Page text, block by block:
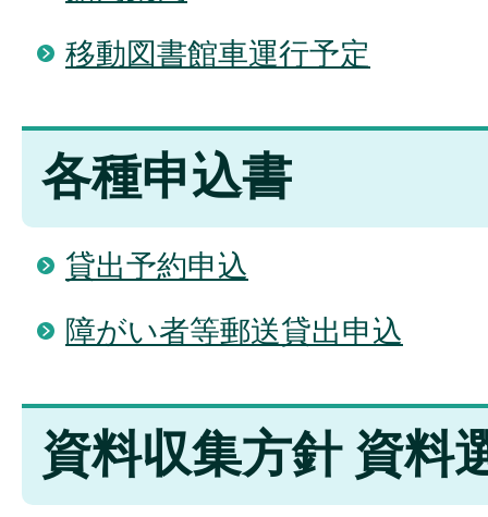
移動図書館車運行予定
各種申込書
貸出予約申込
障がい者等郵送貸出申込
資料収集方針 資料